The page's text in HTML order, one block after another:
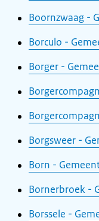
Boornzwaag -
Borculo -
Borger -
Borgsweer -
Born -
Bornerbroek -
Borssele -